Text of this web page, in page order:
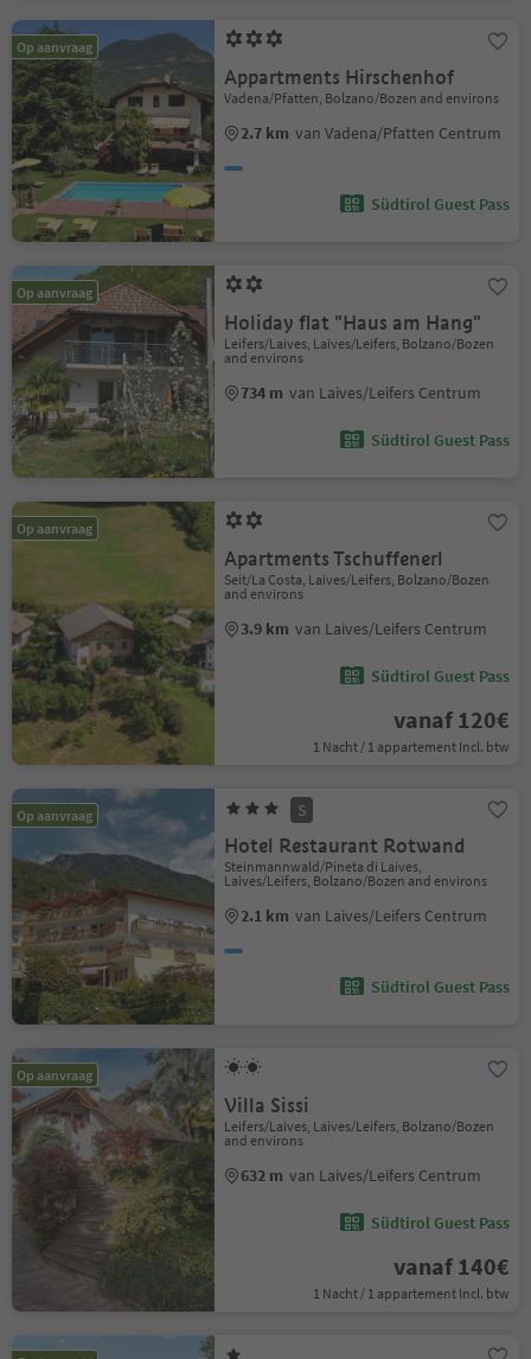
Op aanvraag
Appartments Hirschenhof
Vadena/Pfatten, Bolzano/Bozen and environs
2.7 km van Vadena/Pfatten Centrum
Südtirol Guest Pass
Op aanvraag
Holiday flat "Haus am Hang"
Leifers/Laives, Laives/Leifers, Bolzano/Bozen
and environs
734 m van Laives/Leifers Centrum
Südtirol Guest Pass
Op aanvraag
Apartments Tschuffenerl
Seit/La Costa, Laives/Leifers, Bolzano/Bozen
and environs
3.9 km van Laives/Leifers Centrum
Südtirol Guest Pass
vanaf 120€
1 Nacht / 1 appartement Incl. btw
Op aanvraag S
Hotel Restaurant Rotwand
Steinmannwald/Pineta di Laives,
Laives/Leifers, Bolzano/Bozen and environs
2.1 km van Laives/Leifers Centrum
Südtirol Guest Pass
Op aanvraag
Villa Sissi
Leifers/Laives, Laives/Leifers, Bolzano/Bozen
and environs
632 m van Laives/Leifers Centrum
Südtirol Guest Pass
vanaf 140€
1 Nacht / 1 appartement Incl. btw